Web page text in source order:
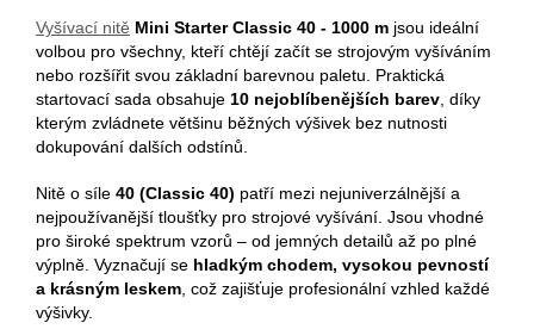
Vyšívací nitě Mini Starter Classic 40 - 1000 m jsou ideální
volbou pro všechny, kteří chtějí začít se strojovým vyšíváním
nebo rozšířit svou základní barevnou paletu. Praktická
startovací sada obsahuje 10 nejoblíbenějších barev , díky
kterým zvládnete většinu běžných výšivek bez nutnosti
dokupování dalších odstínů.
Nitě o síle 40 (Classic 40) patří mezi nejuniverzálnější a
nejpoužívanější tloušťky pro strojové vyšívání. Jsou vhodné
pro široké spektrum vzorů – od jemných detailů až po plné
výplně. Vyznačují se hladkým chodem, vysokou pevností
a krásným leskem , což zajišťuje profesionální vzhled každé
výšivky.